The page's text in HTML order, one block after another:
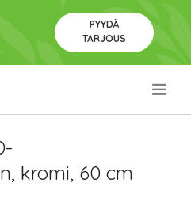
PYYDÄ
TARJOUS
kromi, 60 cm